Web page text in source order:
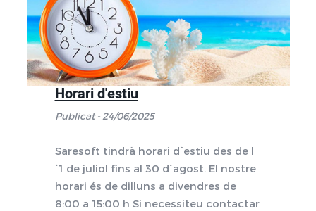
Horari d'estiu
Publicat - 24/06/2025
Saresoft tindrà horari d´estiu des de l
´1 de juliol fins al 30 d´agost. El nostre
horari és de dilluns a divendres de
8:00 a 15:00 h Si necessiteu contactar